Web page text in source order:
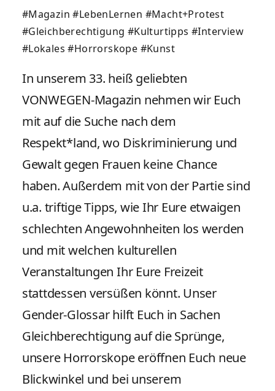
#Magazin #LebenLernen #Macht+Protest
#Gleichberechtigung #Kulturtipps #Interview
#Lokales #Horrorskope #Kunst
In unserem 33. heiß geliebten
VONWEGEN-Magazin nehmen wir Euch
mit auf die Suche nach dem
Respekt*land, wo Diskriminierung und
Gewalt gegen Frauen keine Chance
haben. Außerdem mit von der Partie sind
u.a. triftige Tipps, wie Ihr Eure etwaigen
schlechten Angewohnheiten los werden
und mit welchen kulturellen
Veranstaltungen Ihr Eure Freizeit
stattdessen versüßen könnt. Unser
Gender-Glossar hilft Euch in Sachen
Gleichberechtigung auf die Sprünge,
unsere Horrorskope eröffnen Euch neue
Blickwinkel und bei unserem